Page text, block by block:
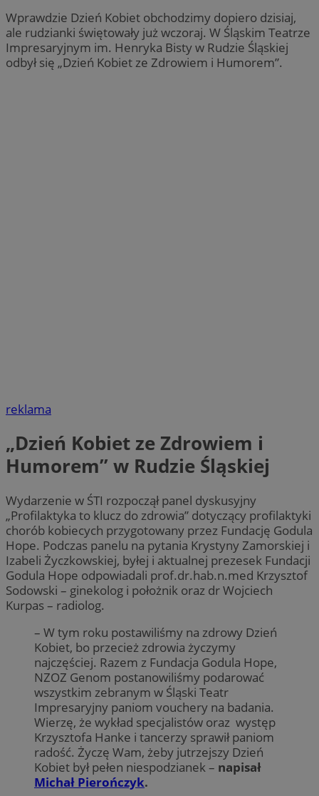
Wprawdzie Dzień Kobiet obchodzimy dopiero dzisiaj,
ale rudzianki świętowały już wczoraj. W Śląskim Teatrze
Impresaryjnym im. Henryka Bisty w Rudzie Śląskiej
odbył się „Dzień Kobiet ze Zdrowiem i Humorem”.
reklama
„Dzień Kobiet ze Zdrowiem i
Humorem” w Rudzie Śląskiej
Wydarzenie w ŚTI rozpoczął panel dyskusyjny
„Profilaktyka to klucz do zdrowia” dotyczący profilaktyki
chorób kobiecych przygotowany przez Fundację Godula
Hope. Podczas panelu na pytania Krystyny Zamorskiej i
Izabeli Życzkowskiej, byłej i aktualnej prezesek Fundacji
Godula Hope odpowiadali prof.dr.hab.n.med Krzysztof
Sodowski – ginekolog i położnik oraz dr Wojciech
Kurpas – radiolog.
– W tym roku postawiliśmy na zdrowy Dzień
Kobiet, bo przecież zdrowia życzymy
najczęściej. Razem z Fundacja Godula Hope,
NZOZ Genom postanowiliśmy podarować
wszystkim zebranym w Śląski Teatr
Impresaryjny paniom vouchery na badania.
Wierzę, że wykład specjalistów oraz występ
Krzysztofa Hanke i tancerzy sprawił paniom
radość. Życzę Wam, żeby jutrzejszy Dzień
Kobiet był pełen niespodzianek – napisał
Michał Pierończyk.